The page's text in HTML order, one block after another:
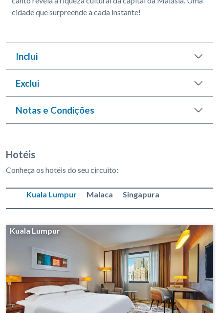
cidade que surpreende a cada instante!
Inclui
Exclui
Notas e Condições
Hotéis
Conheça os hotéis do seu circuito:
Kuala Lumpur Malaca Singapura
Kuala Lumpur